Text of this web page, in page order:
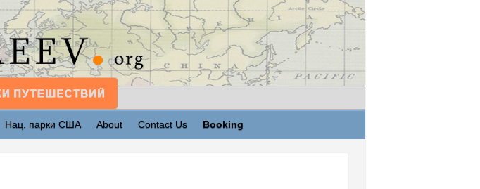
Нац. парки США About Contact Us Booking